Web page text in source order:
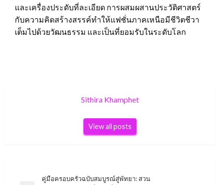
และเครื่องประดับที่ละเอียด การผสมผสานประวัติศาสตร์
กับความคิดสร้างสรรค์ทำให้แฟชั่นภาคเหนือมีชีวิตชีวา
เต็มไปด้วยวัฒนธรรม และเป็นที่ยอมรับในระดับโลก
Sithira Khamphet
View all posts
คู่มือครอบครัวฉบับสมบูรณ์สู่พัทยา: สวน